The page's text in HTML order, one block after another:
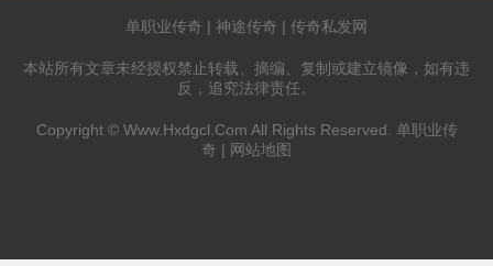
单职业传奇 | 神途传奇 | 传奇私发网
本站所有文章未经授权禁止转载、摘编、复制或建立镜像，如有违
反，追究法律责任。
Copyright © Www.Hxdgcl.Com All Rights Reserved. 单职业传
奇 | 网站地图